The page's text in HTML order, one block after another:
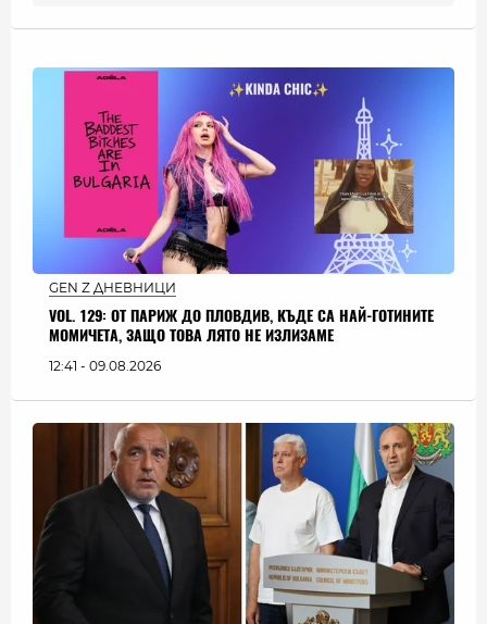
GEN Z ДНЕВНИЦИ
VOL. 129: ОТ ПАРИЖ ДО ПЛОВДИВ, КЪДЕ СА НАЙ-ГОТИНИТЕ
МОМИЧЕТА, ЗАЩО ТОВА ЛЯТО НЕ ИЗЛИЗАМЕ
12:41 - 09.08.2026